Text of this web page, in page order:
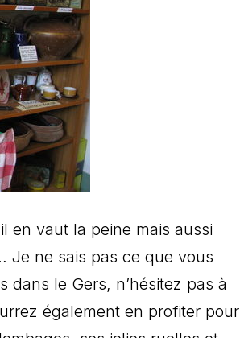
en vaut la peine mais aussi
Je ne sais pas ce que vous
le Gers, n’hésitez pas à
également en profiter pour